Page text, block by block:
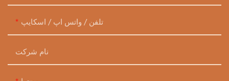
تلفن / واتس اپ / اسکایپ
نام شرکت